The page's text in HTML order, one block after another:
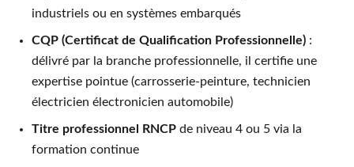
industriels ou en systèmes embarqués
CQP (Certificat de Qualification Professionnelle) :
délivré par la branche professionnelle, il certifie une
expertise pointue (carrosserie-peinture, technicien
électricien électronicien automobile)
Titre professionnel RNCP de niveau 4 ou 5 via la
formation continue